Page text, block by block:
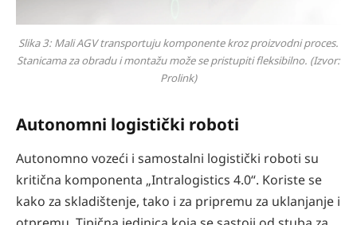
Slika 3: Mali AGV transportuju komponente kroz proizvodni proces.
Stanicama za obradu i montažu može se pristupiti fleksibilno. (Izvor:
Prolink)
Autonomni logistički roboti
Autonomno vozeći i samostalni logistički roboti su
kritična komponenta „Intralogistics 4.0“. Koriste se
kako za skladištenje, tako i za pripremu za uklanjanje i